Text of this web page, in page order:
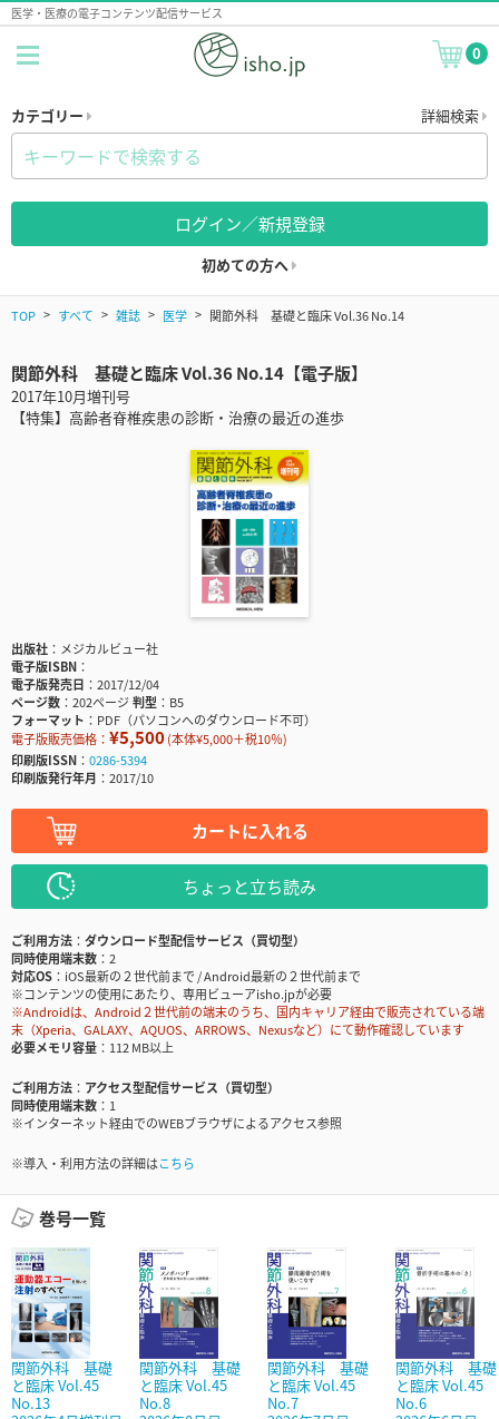
医学・医療の電子コンテンツ配信サービス
0
カテゴリー 詳細検索
ログイン／新規登録
初めての方へ
TOP すべて 雑誌 医学 関節外科 基礎と臨床 Vol.36 No.14
関節外科 基礎と臨床 Vol.36 No.14【電子版】
2017年10月増刊号
【特集】高齢者脊椎疾患の診断・治療の最近の進歩
出版社
メジカルビュー社
電子版ISBN
電子版発売日
2017/12/04
ページ数
202ページ判型
B5
フォーマット
PDF（パソコンへのダウンロード不可）
電子版販売価格： ¥5,500(本体¥5,000＋税10％)
印刷版ISSN
0286-5394
印刷版発行年月
2017/10
カートに入れる
ちょっと立ち読み
ご利用方法
ダウンロード型配信サービス（買切型）
同時使用端末数
2
対応OS
iOS最新の２世代前まで / Android最新の２世代前まで
※コンテンツの使用にあたり、専用ビューアisho.jpが必要
※Androidは、Android２世代前の端末のうち、国内キャリア経由で販売されている端
末（Xperia、GALAXY、AQUOS、ARROWS、Nexusなど）にて動作確認しています
必要メモリ容量
112 MB以上
ご利用方法
アクセス型配信サービス（買切型）
同時使用端末数
1
※インターネット経由でのWEBブラウザによるアクセス参照
※導入・利用方法の詳細はこちら
巻号一覧
関節外科 基礎
と臨床 Vol.45
No.13
関節外科 基礎
と臨床 Vol.45
No.8
関節外科 基礎
と臨床 Vol.45
No.7
関節外科 基礎
と臨床 Vol.45
No.6